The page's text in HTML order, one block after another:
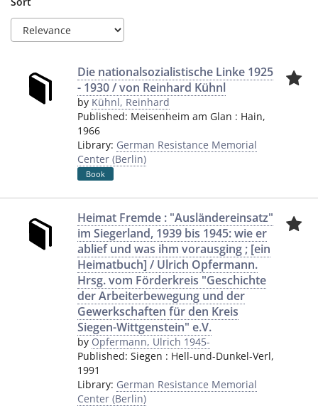
Die nationalsozialistische Linke 1925
- 1930 / von Reinhard Kühnl
by Kühnl, Reinhard
Published: Meisenheim am Glan : Hain,
1966
Library: German Resistance Memorial
Center (Berlin)
Book
Heimat Fremde : "Ausländereinsatz"
im Siegerland, 1939 bis 1945: wie er
ablief und was ihm vorausging ; [ein
Heimatbuch] / Ulrich Opfermann.
Hrsg. vom Förderkreis "Geschichte
der Arbeiterbewegung und der
Gewerkschaften für den Kreis
Siegen-Wittgenstein" e.V.
by Opfermann, Ulrich 1945-
Published: Siegen : Hell-und-Dunkel-Verl,
1991
Library: German Resistance Memorial
Center (Berlin)